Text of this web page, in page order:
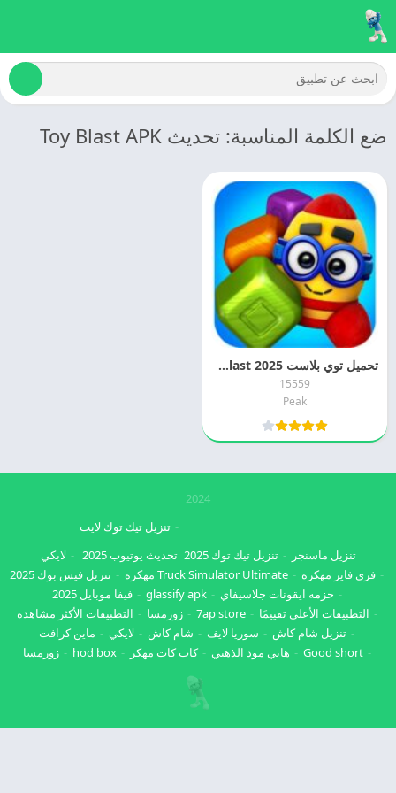
ضع الكلمة المناسبة: تحديث Toy Blast APK
تحميل توي بلاست 2025 Toy Blast اخر تحديث مجانا
15559
Peak
2024
تنزيل ماسنجر تنزيل تيك توك 2025
تنزيل تيك توك لايت
تحديث يوتيوب 2025
لايكي
فري فاير مهكره
Truck Simulator Ultimate مهكره
تنزيل فيس بوك 2025
حزمه ايقونات جلاسيفاي
glassify apk
فيفا موبايل 2025
التطبيقات الأعلى تقييمًا
7ap store زورمسا
التطبيقات الأكثر مشاهدة
تنزيل شام كاش
سوريا لايف شام كاش لايكي
ماين كرافت
Good short
هابي مود الذهبي كاب كات مهكر hod box زورمسا